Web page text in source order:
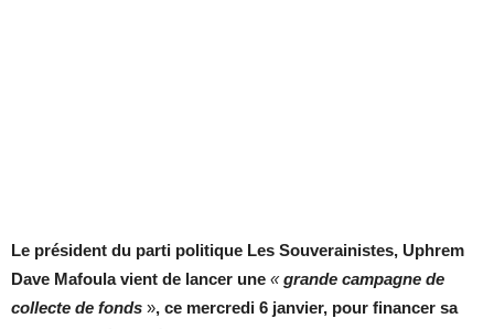
Le président du parti politique Les Souverainistes, Uphrem
Dave Mafoula vient de lancer une «grande campagne de
collecte de fonds », ce mercredi 6 janvier, pour financer sa